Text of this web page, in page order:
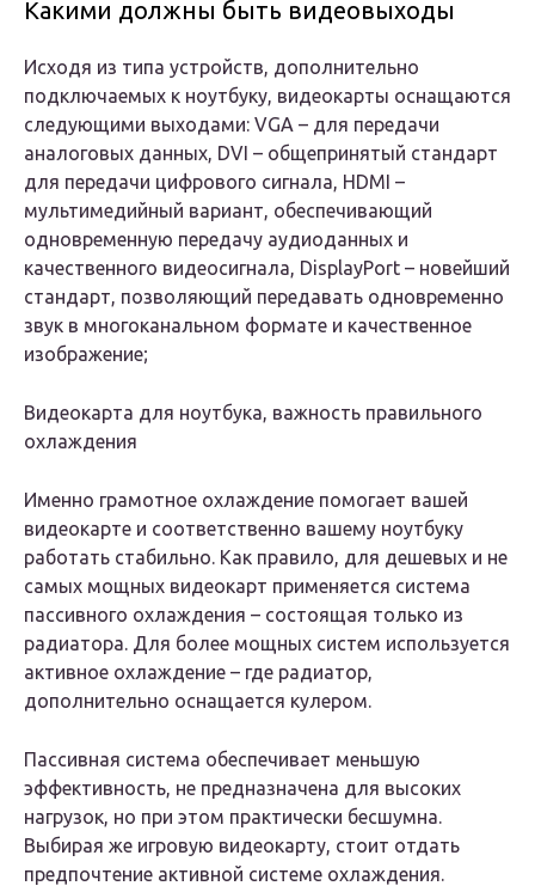
Какими должны быть видеовыходы
Исходя из типа устройств, дополнительно
подключаемых к ноутбуку, видеокарты оснащаются
следующими выходами: VGA – для передачи
аналоговых данных, DVI – общепринятый стандарт
для передачи цифрового сигнала, HDMI –
мультимедийный вариант, обеспечивающий
одновременную передачу аудиоданных и
качественного видеосигнала, DisplayPort – новейший
стандарт, позволяющий передавать одновременно
звук в многоканальном формате и качественное
изображение;
Видеокарта для ноутбука, важность правильного
охлаждения
Именно грамотное охлаждение помогает вашей
видеокарте и соответственно вашему ноутбуку
работать стабильно. Как правило, для дешевых и не
самых мощных видеокарт применяется система
пассивного охлаждения – состоящая только из
радиатора. Для более мощных систем используется
активное охлаждение – где радиатор,
дополнительно оснащается кулером.
Пассивная система обеспечивает меньшую
эффективность, не предназначена для высоких
нагрузок, но при этом практически бесшумна.
Выбирая же игровую видеокарту, стоит отдать
предпочтение активной системе охлаждения.